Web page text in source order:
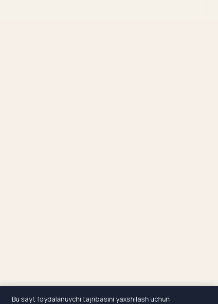
Bu sayt foydalanuvchi tajribasini yaxshilash uchun